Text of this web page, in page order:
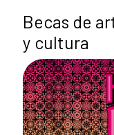
Becas de
y cultura